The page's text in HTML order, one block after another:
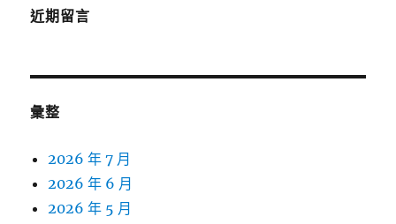
近期留言
彙整
2026 年 7 月
2026 年 6 月
2026 年 5 月